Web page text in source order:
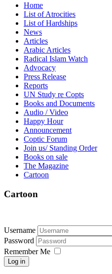
Home
List of Atrocities
List of Hardships
News
Articles
Arabic Articles
Radical Islam Watch
Advocacy
Press Release
Reports
UN Study re Copts
Books and Documents
Audio / Video
Happy Hour
Announcement
Coptic Forum
Join us/ Standing Order
Books on sale
The Magazine
Cartoon
Cartoon
Username
Password
Remember Me
Log in